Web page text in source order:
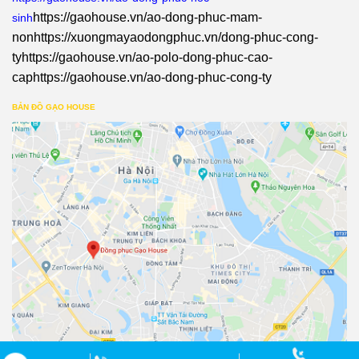
sinhhttps://gaohouse.vn/ao-dong-phuc-mam-
nonhttps://xuongmayaodongphuc.vn/dong-phuc-cong-
tyhttps://gaohouse.vn/ao-polo-dong-phuc-cao-
caphttps://gaohouse.vn/ao-dong-phuc-cong-ty
BẢN ĐỒ GẠO HOUSE